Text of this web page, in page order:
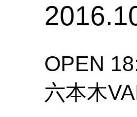
OPEN
六本木